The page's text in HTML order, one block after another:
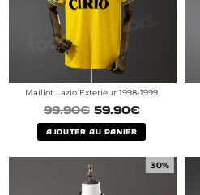
Maillot Lazio Exterieur 1998-1999
99.90€ 59.90€
AJOUTER AU PANIER
30%